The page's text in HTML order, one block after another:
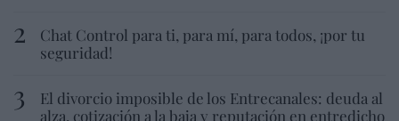
Chat Control para ti, para mí, para todos, ¡por tu
seguridad!
El divorcio imposible de los Entrecanales: deuda al
alza, cotización a la baja y reputación en entredicho